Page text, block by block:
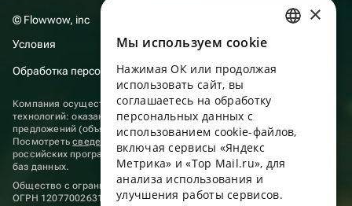
© Flowwow, inc
Условия
Обработка персональных данных
Компания осуществляет деятельность в области информационных
технологий: оказание услуг в сети “Интернет” по размещению
предложений (объявлений) продавцов о реализации товаров.
Посмотретьсведения о программах
, включенных в реестр
российских программ для электронных вычислительных машин и
баз данных.
Общество с ограниченной ответственностью «ФЛАУВАУ»
ОГРН 1207700263198, ИНН 9702020445
ENGLISH
UKRAINIAN
PORTUGUESE
×
Мы используем сookie
Нажимая ОК или продолжая
использовать сайт, вы
соглашаетесь на обработку
персональных данных с
использованием cookie-файлов,
включая сервисы «Яндекс
Метрика» и «Top Mail.ru», для
анализа использования и
улучшения работы сервисов.